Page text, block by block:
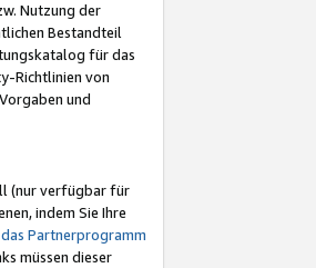
Nutzung der
Bestandteil
für das
Richtlinien von
und
(nur verfügbar für
indem Sie Ihre
Partnerprogramm
müssen dieser